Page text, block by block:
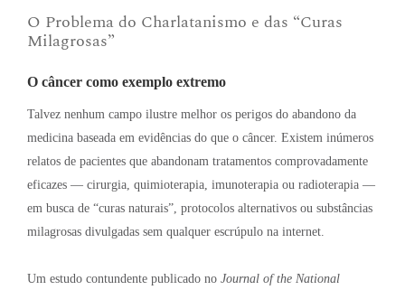
O Problema do Charlatanismo e das “Curas
Milagrosas”
O câncer como exemplo extremo
Talvez nenhum campo ilustre melhor os perigos do abandono da
medicina baseada em evidências do que o câncer. Existem inúmeros
relatos de pacientes que abandonam tratamentos comprovadamente
eficazes — cirurgia, quimioterapia, imunoterapia ou radioterapia —
em busca de “curas naturais”, protocolos alternativos ou substâncias
milagrosas divulgadas sem qualquer escrúpulo na internet.
Um estudo contundente publicado no Journal of the National